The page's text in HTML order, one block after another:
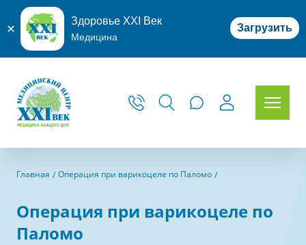
Здоровье XXI Век
Медицина
Загрузить
Главная Операция при варикоцеле по Паломо
Операция при варикоцеле по
Паломо